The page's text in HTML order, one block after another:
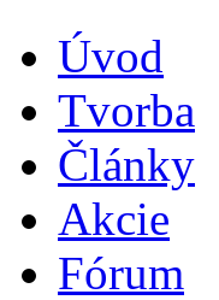
Úvod
Tvorba
Články
Akcie
Fórum